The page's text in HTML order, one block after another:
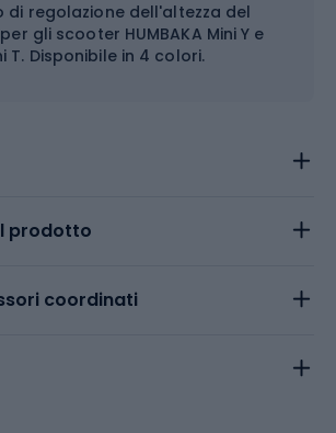
di regolazione dell'altezza del
gli scooter HUMBAKA Mini Y e
T. Disponibile in 4 colori.
prodotto
coordinati